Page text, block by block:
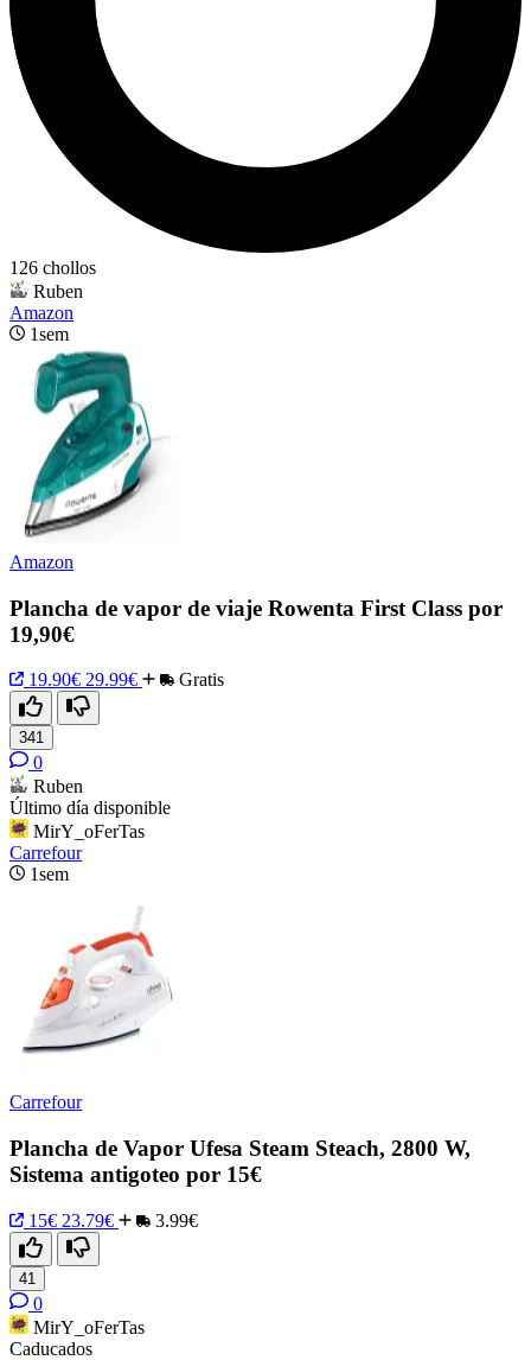
126 chollos
Ruben
Amazon
1sem
Amazon
Plancha de vapor de viaje Rowenta First Class por
19,90€
19.90€ 29.99€ Gratis
341
0
Ruben
Último día disponible
MirY_oFerTas
Carrefour
1sem
Carrefour
Plancha de Vapor Ufesa Steam Steach, 2800 W,
Sistema antigoteo por 15€
15€ 23.79€ 3.99€
41
0
MirY_oFerTas
Caducados